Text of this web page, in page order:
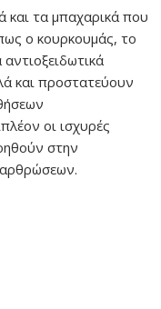
και τα μπαχαρικά που
ο κουρκουμάς, το
και προστατεύουν
οι ισχυρές
στην